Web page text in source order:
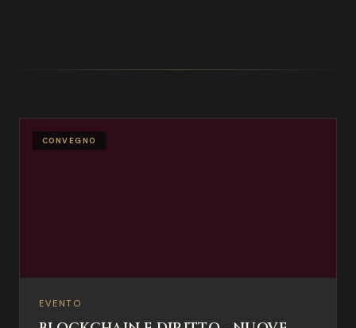
CONVEGNO
EVENTO